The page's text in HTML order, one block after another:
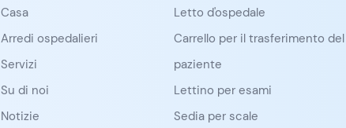
Casa
Arredi ospedalieri
Servizi
Su di noi
Notizie
Letto d'ospedale
Carrello per il trasferimento del
paziente
Lettino per esami
Sedia per scale